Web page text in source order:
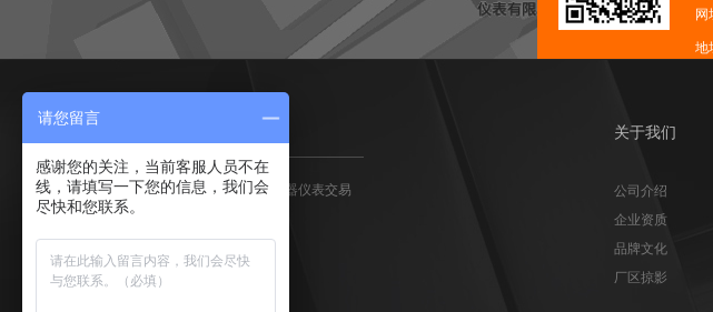
网
地
友情链接
中国仪器信息
网
中国化工仪器
仪器仪表交易
关于我们
公司介绍
企业资质
品牌文化
厂区掠影
请您留言
感谢您的关注，当前客服人员不在
线，请填写一下您的信息，我们会
尽快和您联系。